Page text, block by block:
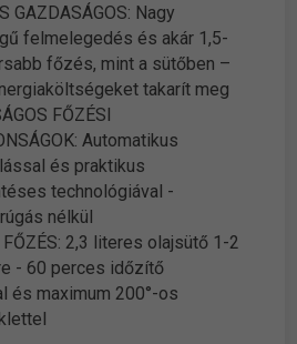
GAZDASÁGOS: Nagy
felmelegedés és akár 1,5-
főzés, mint a sütőben –
takarít meg
FŐZÉSI
Automatikus
és praktikus
technológiával -
nélkül
FŐZÉS: 2,3 literes olajsütő 1-2
- 60 perces időzítő
és maximum 200°-os